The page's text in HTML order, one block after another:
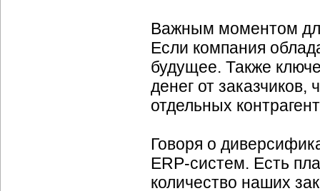
Важным моментом
Если компания
будущее. Также
денег от
отдельных
Говоря о
ERP-систем. Есть
количество наших